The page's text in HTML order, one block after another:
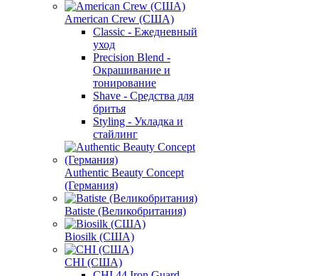
American Crew (США)
Classic - Ежедневный
уход
Precision Blend -
Окрашивание и
тонирование
Shave - Средства для
бритья
Styling - Укладка и
стайлинг
Authentic Beauty Concept
(Германия)
Batiste (Великобритания)
Biosilk (США)
CHI (США)